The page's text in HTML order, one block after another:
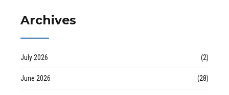
Archives
July 2026 (2)
June 2026 (28)